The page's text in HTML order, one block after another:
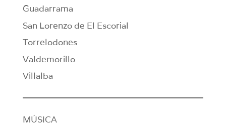
Guadarrama
San Lorenzo de El Escorial
Torrelodones
Valdemorillo
Villalba
MÚSICA